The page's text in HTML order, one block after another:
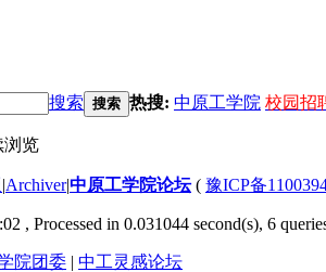
搜索 搜索 热搜: 中原工学院 校园招
浏览
|Archiver|中原工学院论坛( 豫ICP备
, Processed in 0.031044 second(s), 6
院团委 | 中工灵感论坛